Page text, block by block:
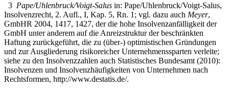
3 Pape/Uhlenbruck/Voigt-Salus in: Pape/Uhlenbruck/Voigt-Salus,
Insolvenzrecht, 2. Aufl., I, Kap. 5, Rn. 1; vgl. dazu auch Meyer,
GmbHR 2004, 1417, 1427, der die hohe Insolvenzanfälligkeit der
GmbH unter anderem auf die Anreizstruktur der beschränkten
Haftung zurückgeführt, die zu (über-) optimistischen Gründungen
und zur Ausgliederung risikoreicher Unternehmenssparten verleite;
siehe zu den Insolvenzzahlen auch Statistisches Bundesamt (2010):
Insolvenzen und Insolvenzhäufigkeiten von Unternehmen nach
Rechtsformen, http://www.destatis.de/.